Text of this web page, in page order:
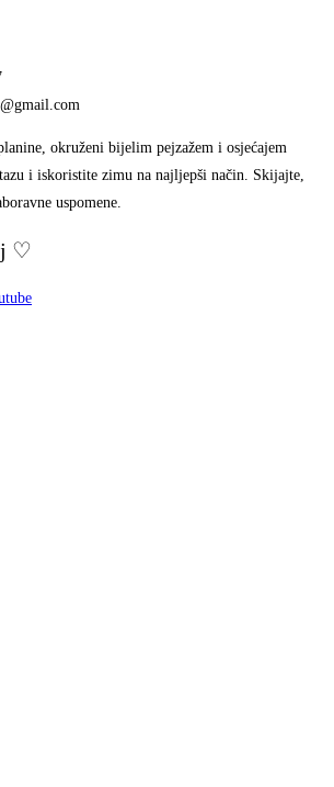
okruženi bijelim pejzažem i osjećajem
i iskoristite zimu na najljepši način. Skijajte,
uspomene.
♡